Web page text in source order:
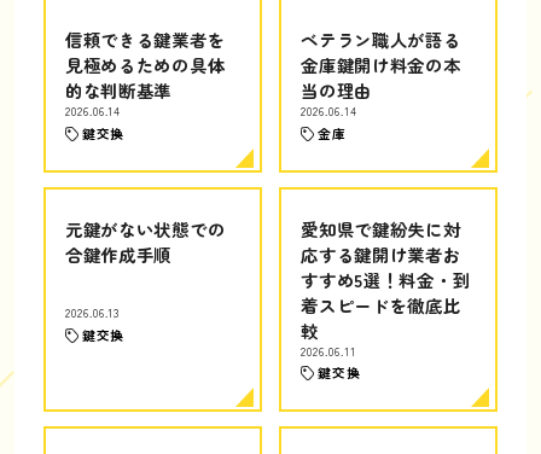
信頼できる鍵業者を
見極めるための具体
的な判断基準
2026.06.14
鍵交換
ベテラン職人が語る
金庫鍵開け料金の本
当の理由
2026.06.14
金庫
元鍵がない状態での
合鍵作成手順
2026.06.13
鍵交換
愛知県で鍵紛失に対
応する鍵開け業者お
すすめ5選！料金・到
着スピードを徹底比
較
2026.06.11
鍵交換